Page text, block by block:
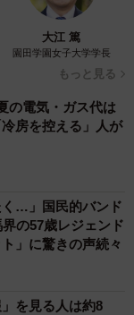
大江 篤
園田学園女子大学学長
もっと見る
の電気・ガス代は
房を控える」人が
く…」国民的バンド
の57歳レジェンド
」に驚きの声続々
を見る人は約8